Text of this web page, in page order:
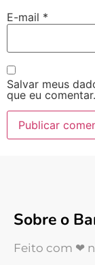
E-mail *
Salvar meus
que eu comentar.
Sobre o
Feito com ❤